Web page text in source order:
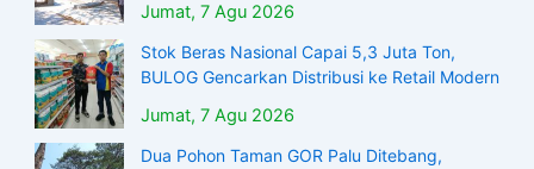
Jumat, 7 Agu 2026
Stok Beras Nasional Capai 5,3 Juta Ton,
BULOG Gencarkan Distribusi ke Retail Modern
Jumat, 7 Agu 2026
Dua Pohon Taman GOR Palu Ditebang,